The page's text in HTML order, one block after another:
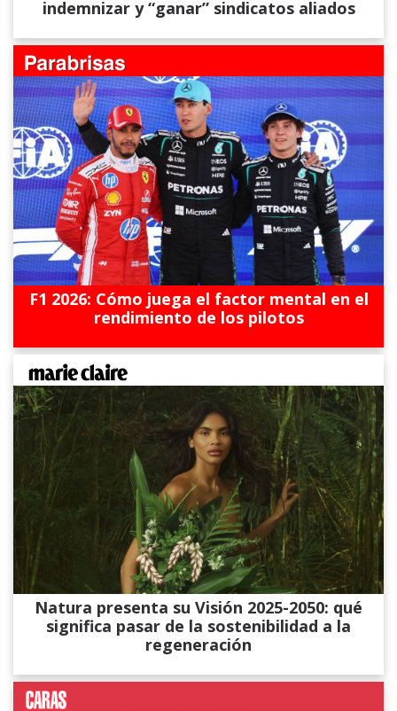
indemnizar y “ganar” sindicatos aliados
F1 2026: Cómo juega el factor mental en el
rendimiento de los pilotos
Natura presenta su Visión 2025-2050: qué
significa pasar de la sostenibilidad a la
regeneración